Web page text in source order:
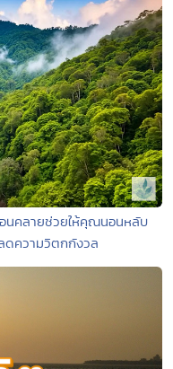
คลายช่วยให้คุณนอนหลับ
ดความวิตกกังวล